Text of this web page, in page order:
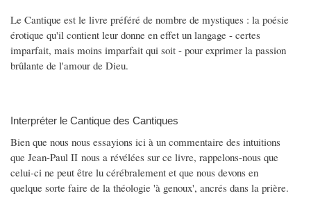
Le Cantique est le livre préféré de nombre de mystiques : la poésie
érotique qu'il contient leur donne en effet un langage - certes
imparfait, mais moins imparfait qui soit - pour exprimer la passion
brûlante de l'amour de Dieu.
Interpréter le Cantique des Cantiques
Bien que nous nous essayions ici à un commentaire des intuitions
que Jean-Paul II nous a révélées sur ce livre, rappelons-nous que
celui-ci ne peut être lu cérébralement et que nous devons en
quelque sorte faire de la théologie 'à genoux', ancrés dans la prière.